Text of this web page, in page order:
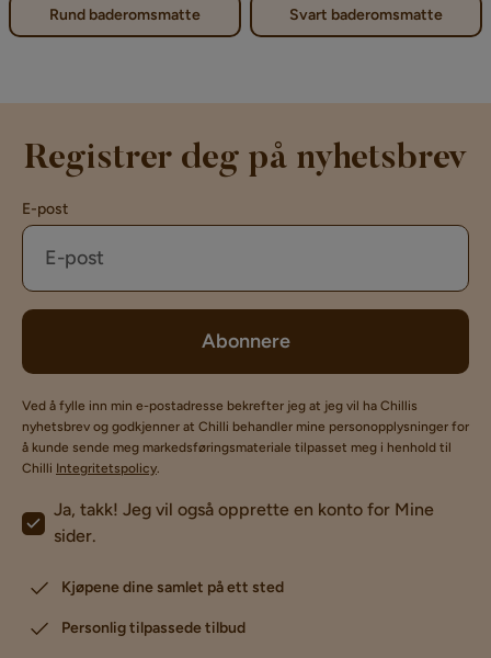
Rund baderomsmatte Svart baderomsmatte
Registrer deg på nyhetsbrev
E-post
Abonnere
Ved å fylle inn min e-postadresse bekrefter jeg at jeg vil ha Chillis
nyhetsbrev og godkjenner at Chilli behandler mine personopplysninger for
å kunde sende meg markedsføringsmateriale tilpasset meg i henhold til
Chilli Integritetspolicy.
Ja, takk! Jeg vil også opprette en konto for Mine
sider.
Kjøpene dine samlet på ett sted
Personlig tilpassede tilbud